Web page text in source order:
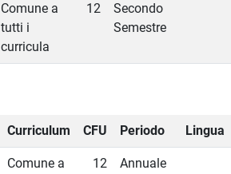
Comune a
tutti i
curricula
12
Secondo
Semestre
Curriculum CFU Periodo Lingua
Comune a
12 Annuale